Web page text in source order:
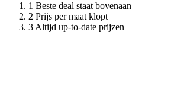
Beste deal staat bovenaan
Prijs per maat klopt
Altijd up-to-date prijzen